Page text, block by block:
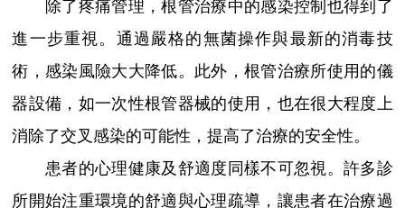
除了疼痛管理，根管治療中的感染控制也得到了
進一步重視。通過嚴格的無菌操作與最新的消毒技
術，感染風險大大降低。此外，根管治療所使用的儀
器設備，如一次性根管器械的使用，也在很大程度上
消除了交叉感染的可能性，提高了治療的安全性。
患者的心理健康及舒適度同樣不可忽視。許多診
所開始注重環境的舒適與心理疏導，讓患者在治療過